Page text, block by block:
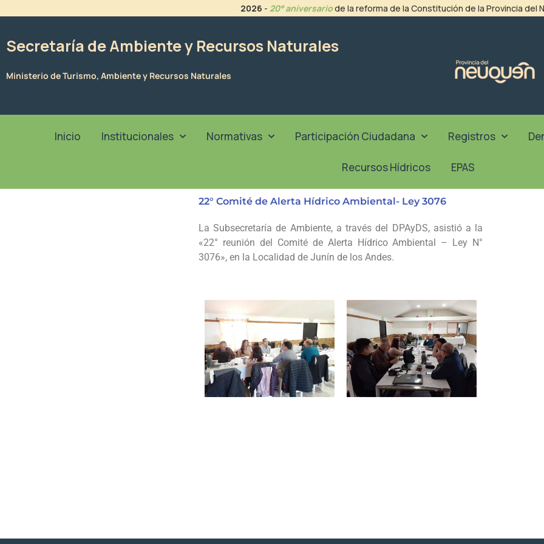
2026 - 20° aniversariode la reforma de la Constitución de la Provincia del
Secretaría de Ambiente y Recursos Naturales
Ministerio de Turismo, Ambiente y Recursos Naturales
Inicio Institucionales Normativas Participación Ciudadana Registros
Recursos Hídricos EPAS
22° Comité de Alerta Hídrico Ambiental- Ley 3076
La Subsecretaría de Ambiente, a través del DPAyDS, asistió a la
«22° reunión del Comité de Alerta Hídrico Ambiental – Ley N°
3076», en la Localidad de Junín de los Andes.